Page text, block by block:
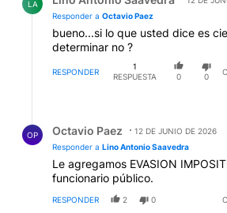
LA
Responder a Octavio Paez
bueno...si lo que usted dice es
determinar no ?
RESPONDER
1
RESPUESTA
0 0
OP Octavio Paez
12 DE JUNIO DE 2026
Responder a Lino Antonio Saavedra
Le agregamos EVASION
funcionario público.
RESPONDER 2 0